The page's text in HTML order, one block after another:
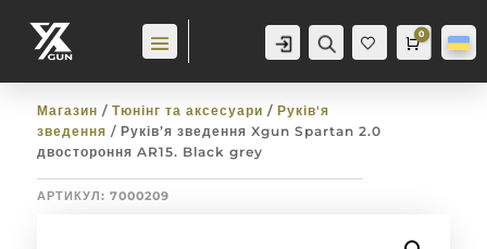
Аккаунт Пошук
Баж
анн
Cart
0
0,0грн
Магазин / Тюнінг та аксесуари / Руків'я
зведення / Руків’я зведення Xgun Spartan 2.0
двостороння AR15. Black grey
АРТИКУЛ: 7000209